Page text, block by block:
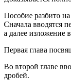
Пособие разбито
Сначала вводятся
а далее изложение
Первая глава
Во второй главе
дробей.